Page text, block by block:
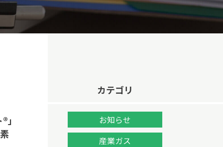
」
カテゴリ
お知らせ
産業ガス